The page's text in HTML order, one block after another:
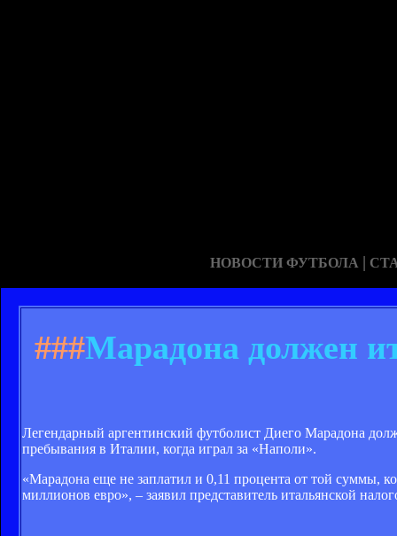
НОВОСТИ ФУТБОЛА |
###Марадона должен
Легендарный аргентинский футболист Диего Марадона
пребывания в Италии, когда играл за «Наполи».
«Марадона еще не заплатил и 0,11 процента от той суммы,
миллионов евро», – заявил представитель итальянской